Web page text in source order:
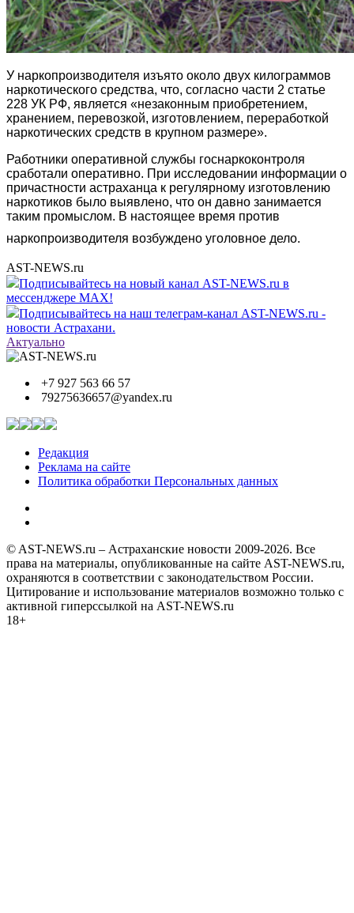
У наркопроизводителя изъято около двух килограммов
наркотического средства, что, согласно части 2 статье
228 УК РФ, является «незаконным приобретением,
хранением, перевозкой, изготовлением, переработкой
наркотических средств в крупном размере».
Работники оперативной службы госнаркоконтроля
сработали оперативно. При исследовании информации о
причастности астраханца к регулярному изготовлению
наркотиков было выявлено, что он давно занимается
таким промыслом. В настоящее время против
наркопроизводителя возбуждено уголовное дело.
AST-NEWS.ru
Подписывайтесь на новый канал AST-NEWS.ru в
мессенджере MAX!
Подписывайтесь на наш телеграм-канал AST-NEWS.ru -
новости Астрахани.
Актуально
+7 927 563 66 57
79275636657@yandex.ru
Редакция
Реклама на сайте
Политика обработки Персональных данных
© AST-NEWS.ru – Астраханские новости 2009-2026. Все
права на материалы, опубликованные на сайте AST-NEWS.ru,
охраняются в соответствии с законодательством России.
Цитирование и использование материалов возможно только с
активной гиперссылкой на AST-NEWS.ru
18+